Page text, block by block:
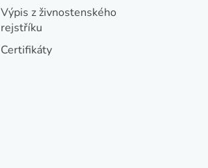
Výpis z živnostenského
rejstříku
Certifikáty